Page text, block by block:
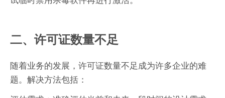
二、许可证数量不足
随着业务的发展，许可证数量不足成为许多企业的难
题。解决方法包括：